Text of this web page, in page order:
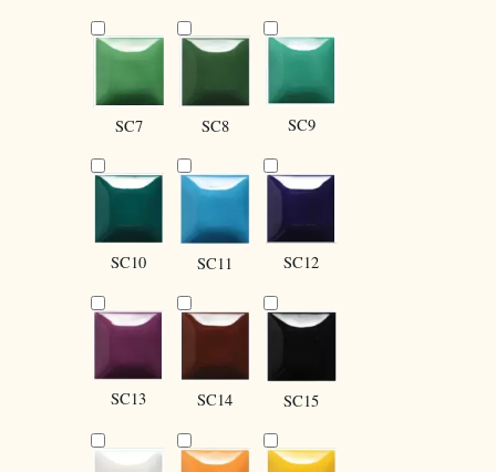
SC7 SC8 SC9
SC10 SC11 SC12
SC13 SC14 SC15